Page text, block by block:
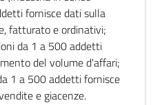
fornisce dati sulla
fatturato e ordinativi;
da 1 a 500 addetti
del volume d'affari;
1 a 500 addetti fornisce
e giacenze.